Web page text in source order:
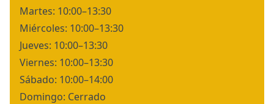
Martes: 10:00–13:30
Miércoles: 10:00–13:30
Jueves: 10:00–13:30
Viernes: 10:00–13:30
Sábado: 10:00–14:00
Domingo: Cerrado